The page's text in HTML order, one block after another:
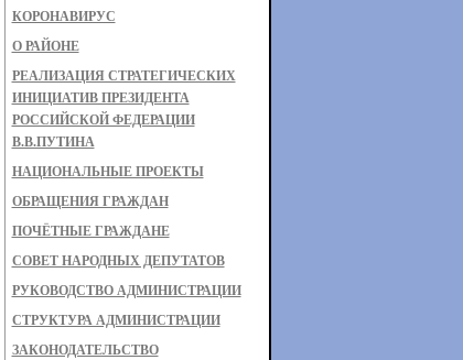
КОРОНАВИРУС
О РАЙОНЕ
РЕАЛИЗАЦИЯ СТРАТЕГИЧЕСКИХ
ИНИЦИАТИВ ПРЕЗИДЕНТА
РОССИЙСКОЙ ФЕДЕРАЦИИ
В.В.ПУТИНА
НАЦИОНАЛЬНЫЕ ПРОЕКТЫ
ОБРАЩЕНИЯ ГРАЖДАН
ПОЧЁТНЫЕ ГРАЖДАНЕ
СОВЕТ НАРОДНЫХ ДЕПУТАТОВ
РУКОВОДСТВО АДМИНИСТРАЦИИ
СТРУКТУРА АДМИНИСТРАЦИИ
ЗАКОНОДАТЕЛЬСТВО